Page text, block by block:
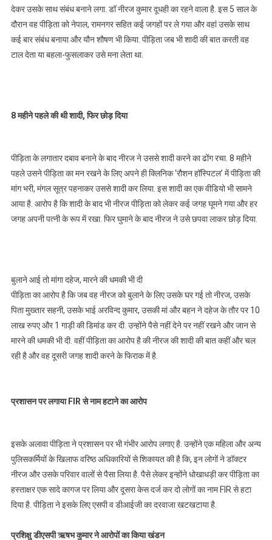
देकर उसके साथ संबंध बनाने लगा. डॉ नीरज कुमार दूधही का रहने वाला है. इस 5 साल के
दौरान वह पीड़िता को नेपाल, रामनगर सहित कई जगहों पर ले गया और वहां उसके साथ
कई बार संबंध बनाया और यौन शौषण भी किया. पीड़िता जब भी शादी की बात करती वह
टाल देता या बहला-फुसलाकर उसे मना लेता था.
8 महीने पहले की थी शादी, फिर छोड़ दिया
पीड़िता के लगातार दबाव बनाने के बाद नीरज ने उससे शादी करने का ढोंग रचा. 8 महीने
पहले उसने पीड़िता का मन रखने के लिए अपने ही क्लिनिक ‘रौशन हॉस्पिटल’ में पीड़िता की
मांग भरी, मंगल सूत्र पहनाकर उससे शादी कर लिया. इस शादी का एक वीडियो भी सामने
आया है. आरोप है कि शादी के बाद भी नीरज पीड़िता को लेकर कई जगह घूमने गया और हर
जगह अपनी पत्नी के रूप में रखा. फिर घुमाने के बाद नीरज ने उसे छपवा लाकर छोड़ दिया.
बुलाने आई तो मांगा दहेज, मारने की धमकी भी दी
पीड़िता का आरोप है कि जब वह नीरज को बुलाने के लिए उसके घर गई तो नीरज, उसके
पिता मु्ख्तार सहनी, उसके भाई अरविन्द कुमार, उसकी मां और बहन ने दहेज के तौर पर 10
लाख रुपए और 1 गाड़ी की डिमांड कर दी. उन्होंने पैसे नहीं देने पर नहीं रखने और जान से
मारने की धमकी भी दी. वहीं पीड़िता का आरोप है की नीरज की शादी की बात कहीं और चल
रही है और वह दूसरी जगह शादी करने के फिराक में है.
प्रशासन पर लगाया FIR से नाम हटाने का आरोप
इसके अलावा पीड़िता ने प्रशासन पर भी गंभीर आरोप लगाए है. उन्होंने एक महिला और अन्य
पुलिसकर्मियों के खिलाफ वरिष्ठ अधिकारियों से शिकायत की है कि, इन लोगों ने डॉक्टर
नीरज और उसके परिवार वालों से पैसा लिया है. पैसे लेकर इन्होंने धोखाधड़ी कर पीड़िता का
हस्ताक्षर एक सादे कागज पर लिया और दूसरा केस दर्ज कर दो लोगों का नाम FIR से हटा
दिया है. पीड़िता ने इसके लिए एसपी व डीआईजी का दरवाजा खटखटाया है.
प्रशिक्षु डीएसपी ऋषभ कुमार ने आरोपों का किया खंडन